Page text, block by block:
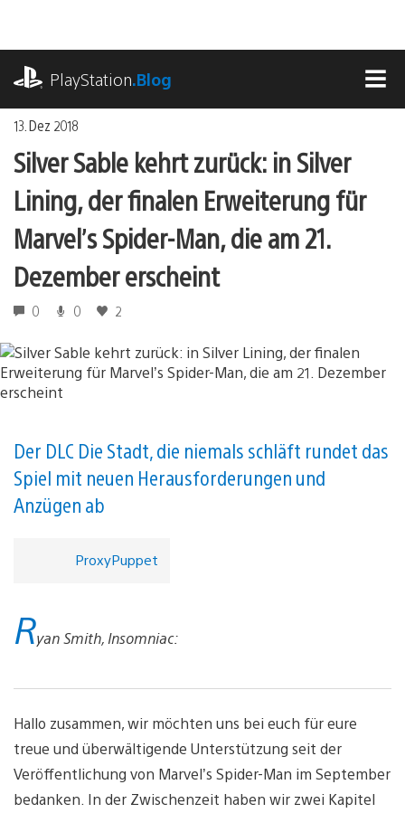
springen
PlayStation.Blog
13. Dez 2018
Silver Sable kehrt zurück: in Silver
Lining, der finalen Erweiterung für
Marvel’s Spider-Man, die am 21.
Dezember erscheint
0 0 2
Der DLC Die Stadt, die niemals schläft rundet das
Spiel mit neuen Herausforderungen und
Anzügen ab
ProxyPuppet
Ryan Smith, Insomniac:
Hallo zusammen, wir möchten uns bei euch für eure
treue und überwältigende Unterstützung seit der
Veröffentlichung von Marvel’s Spider-Man im September
bedanken. In der Zwischenzeit haben wir zwei Kapitel